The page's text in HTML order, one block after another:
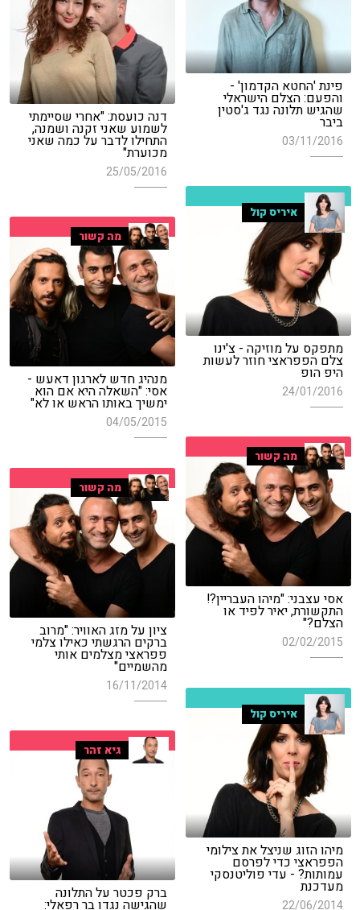
פינת 'החטא הקדמון' -
והפעם: הצלם הישראלי
שהגיש תלונה נגד ג'סטין
ביבר
03/11/2016
דנה כועסת: "אחרי שסיימתי
לשמוע שאני זקנה ושמנה,
התחילו לדבר על כמה שאני
מכוערת"
25/05/2016
איריס קול
מתפקס על מוזיקה - צ'ינו
צלם הפפראצי חוזר לעשות
היפ הופ
24/01/2016
מה קשור
מנהיג חדש לארגון דאעש -
אסי: "השאלה היא אם הוא
ימשיך באותו הראש או לא"
04/05/2015
מה קשור
אסי עצבני: "מיהו העבריין?!
התקשורת, יאיר לפיד או
הצלם?"
02/02/2015
מה קשור
ציון על מזג האוויר: "מרוב
ברקים הרגשתי כאילו צלמי
פפראצי מצלמים אותי
מהשמיים"
16/11/2014
איריס קול
מיהו הזוג שניצל את צילומי
הפפראצי כדי לפרסם
עמותות? - עדי פוליטנסקי
מעדכנת
22/06/2014
גיא זהר
ברק פכטר על התלונה
שהגישה נגדו בר רפאלי: